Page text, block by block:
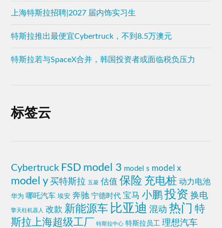
上海特斯拉招聘|2027 届内饰实习生
特斯拉推出最便宜Cybertruck，不到8.5万澳元
特斯拉若与SpaceX合并，韩国投资者或面临税负压力
标签云
Cybertruck FSD model 3 model s model x
model y 买特斯拉 五菱 估值 保险 充电桩 动力电池
华为 哪吒汽车 埃安 奔驰 宁德时代 宝马 小鹏 投资 换电
擎天柱机器人 改款 新能源车 比亚迪 混动 热门
特
斯拉上海超级工厂 特斯拉中心 特斯拉员工 理想汽车